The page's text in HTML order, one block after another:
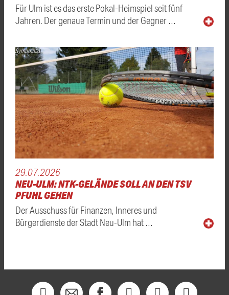
Für Ulm ist es das erste Pokal-Heimspiel seit fünf
Jahren. Der genaue Termin und der Gegner …
Symbolbild
29.07.2026
NEU-ULM: NTK-GELÄNDE SOLL AN DEN TSV
PFUHL GEHEN
Der Ausschuss für Finanzen, Inneres und
Bürgerdienste der Stadt Neu-Ulm hat …